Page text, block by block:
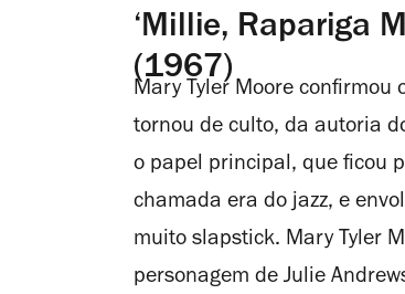
‘Millie, Rapariga
(1967)
Mary Tyler Moore confirmou
tornou de culto, da autoria
o papel principal, que ficou
chamada era do jazz, e
muito slapstick. Mary Tyler
personagem de Julie